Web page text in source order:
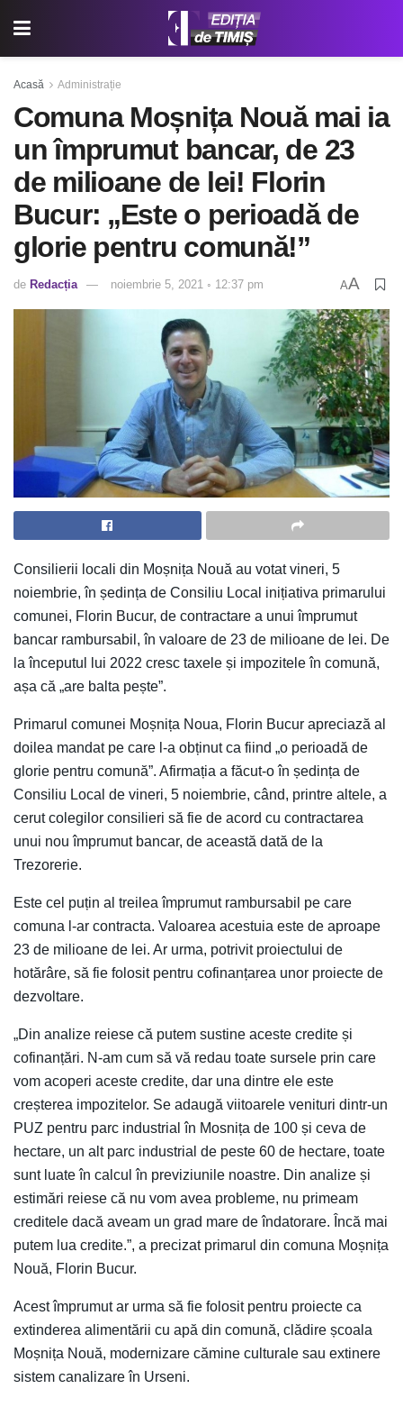
Acasă Administrație
Comuna Moșnița Nouă mai ia
un împrumut bancar, de 23
de milioane de lei! Florin
Bucur: „Este o perioadă de
glorie pentru comună!”
de Redacția noiembrie 5, 2021 ◦ 12:37 pm AA
Consilierii locali din Moșnița Nouă au votat vineri, 5
noiembrie, în ședința de Consiliu Local inițiativa primarului
comunei, Florin Bucur, de contractare a unui împrumut
bancar rambursabil, în valoare de 23 de milioane de lei. De
la începutul lui 2022 cresc taxele și impozitele în comună,
așa că „are balta pește”.
Primarul comunei Moșnița Noua, Florin Bucur apreciază al
doilea mandat pe care l-a obținut ca fiind „o perioadă de
glorie pentru comună”. Afirmația a făcut-o în ședința de
Consiliu Local de vineri, 5 noiembrie, când, printre altele, a
cerut colegilor consilieri să fie de acord cu contractarea
unui nou împrumut bancar, de această dată de la
Trezorerie.
Este cel puțin al treilea împrumut rambursabil pe care
comuna l-ar contracta. Valoarea acestuia este de aproape
23 de milioane de lei. Ar urma, potrivit proiectului de
hotărâre, să fie folosit pentru cofinanțarea unor proiecte de
dezvoltare.
„Din analize reiese că putem sustine aceste credite și
cofinanțări. N-am cum să vă redau toate sursele prin care
vom acoperi aceste credite, dar una dintre ele este
creșterea impozitelor. Se adaugă viitoarele venituri dintr-un
PUZ pentru parc industrial în Mosnița de 100 și ceva de
hectare, un alt parc industrial de peste 60 de hectare, toate
sunt luate în calcul în previziunile noastre. Din analize și
estimări reiese că nu vom avea probleme, nu primeam
creditele dacă aveam un grad mare de îndatorare. Încă mai
putem lua credite.”, a precizat primarul din comuna Moșnița
Nouă, Florin Bucur.
Acest împrumut ar urma să fie folosit pentru proiecte ca
extinderea alimentării cu apă din comună, clădire școala
Moșnița Nouă, modernizare cămine culturale sau extinere
sistem canalizare în Urseni.